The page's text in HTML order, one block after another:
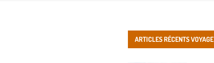
ARTICLES RÉCENTS VOYAGE